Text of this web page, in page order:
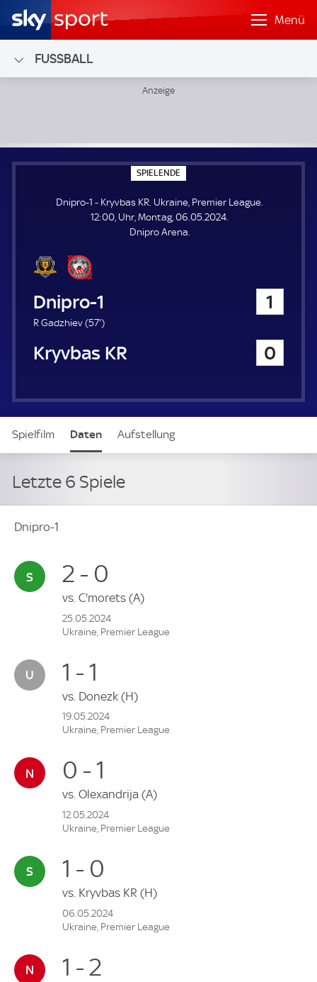
Menü
FUSSBALL
SPIELENDE
P
E
L
E
N
Dnipro-1 - Kryvbas KR. Ukraine, Premier League.
12:00, Uhr, Montag, 06.05.2024.
Dnipro Arena.
Dnipro-1 1
R Gadzhiev (57'5
e
)
Kryvbas KR 0
Spielfilm Daten Aufstellung
Letzte 6 Spiele
Dnipro-1
2 - 0
vs. C'morets (A)
25.05.2024
Ukraine, Premier League
1 - 1
vs. Donezk (H)
19.05.2024
Ukraine, Premier League
0 - 1
vs. Olexandrija (A)
12.05.2024
Ukraine, Premier League
1 - 0
vs. Kryvbas KR (H)
06.05.2024
Ukraine, Premier League
1 - 2